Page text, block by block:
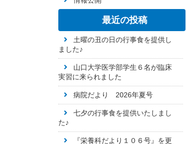
最近の投稿
土曜の丑の日の行事食を提供し
ました♪
山口大学医学部学生６名が臨床
実習に来られました
病院だより 2026年夏号
七夕の行事食を提供いたしまし
た♪
『栄養科だより１０６号』を更